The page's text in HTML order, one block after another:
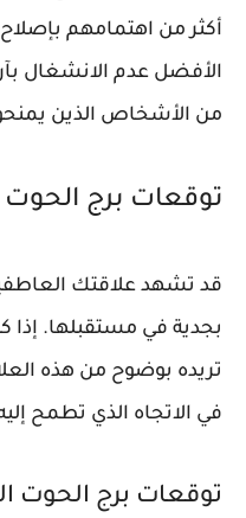
أكثر من اهتمامهم
الأفضل عدم الانشغال
من الأشخاص الذين
توقعات برج الحوت
قد تشهد علاقتك
بجدية في مستقبلها. إذا
تريده بوضوح من هذه
في الاتجاه الذي تطمح
توقعات برج الحوت